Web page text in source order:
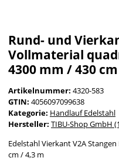
Rund- und
Vollmaterial
4300 mm / 430
Artikelnummer: 4320-583
GTIN: 4056097099638
Kategorie: Handlauf Edelstahl
Hersteller: TIBU-Shop GmbH
Edelstahl Vierkant V2A
cm / 4,3 m